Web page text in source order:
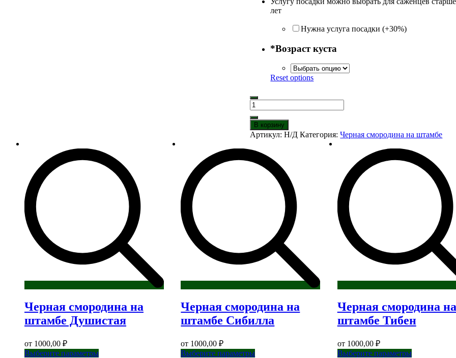
лет
Нужна услуга посадки (+30%)
*Возраст куста
Reset options
Количество
товара
Черная
смородина
на
штамбе
Университетская
В корзину
Артикул:Н/Д Категория:Черная смородина на штамбе
Черная смородина на
штамбе Душистая
от 1000,00 ₽
Выберите параметрыЭтот
Черная смородина на
штамбе Сибилла
от 1000,00₽
Выберите параметрыЭтот
Черная смородина на
штамбе Тибен
от 1000,00 ₽
Выберите параметрыЭтот